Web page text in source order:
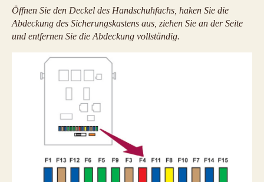
Öffnen Sie den Deckel des Handschuhfachs, haken Sie die
Abdeckung des Sicherungskastens aus, ziehen Sie an der Seite
und entfernen Sie die Abdeckung vollständig.